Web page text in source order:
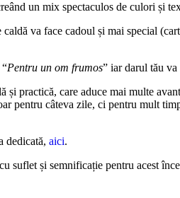
un mix spectaculos de culori și
va face cadoul și mai special
“Pentru un om frumos” iar darul tău
practică, care aduce mai multe
pentru câteva zile, ci pentru mult
dedicată, aici.
suflet și semnificație pentru acest